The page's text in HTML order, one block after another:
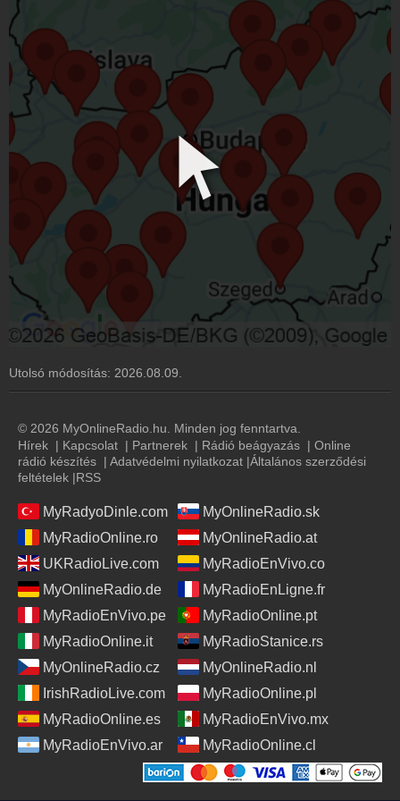
Utolsó módosítás: 2026.08.09.
© 2026 MyOnlineRadio.hu. Minden jog fenntartva.
Hírek | Kapcsolat | Partnerek | Rádió beágyazás | Online
rádió készítés | Adatvédelmi nyilatkozat |Általános szerződési
feltételek |RSS
MyRadyoDinle.com
MyOnlineRadio.sk
MyRadioOnline.ro
MyOnlineRadio.at
UKRadioLive.com
MyRadioEnVivo.co
MyOnlineRadio.de
MyRadioEnLigne.fr
MyRadioEnVivo.pe
MyRadioOnline.pt
MyRadioOnline.it
MyRadioStanice.rs
MyOnlineRadio.cz
MyOnlineRadio.nl
IrishRadioLive.com
MyRadioOnline.pl
MyRadioOnline.es
MyRadioEnVivo.mx
MyRadioEnVivo.ar
MyRadioOnline.cl